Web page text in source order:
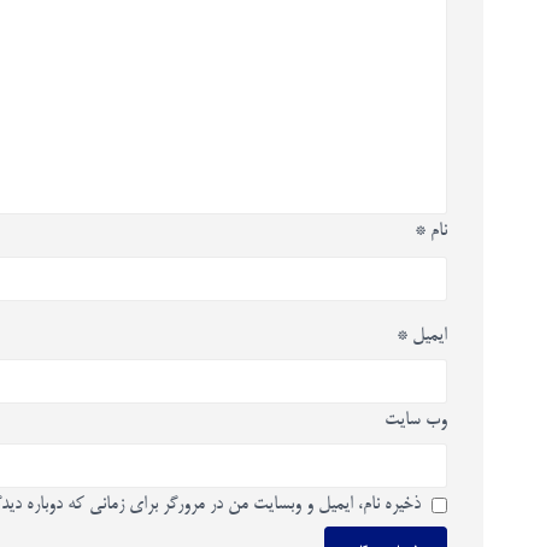
نام *
ایمیل *
وب‌ سایت
ذخیره نام، ایمیل و وبسایت من در مرورگر برای زمانی که دوباره